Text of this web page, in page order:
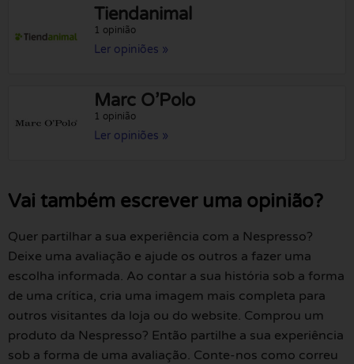
Tiendanimal
1 opinião
Ler opiniões »
Marc O’Polo
1 opinião
Ler opiniões »
Vai também escrever uma opinião?
Quer partilhar a sua experiência com a Nespresso?
Deixe uma avaliação e ajude os outros a fazer uma
escolha informada. Ao contar a sua história sob a forma
de uma crítica, cria uma imagem mais completa para
outros visitantes da loja ou do website. Comprou um
produto da Nespresso? Então partilhe a sua experiência
sob a forma de uma avaliação. Conte-nos como correu